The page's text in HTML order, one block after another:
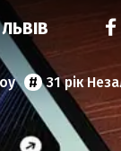
ЛЬВІВ
31 рік